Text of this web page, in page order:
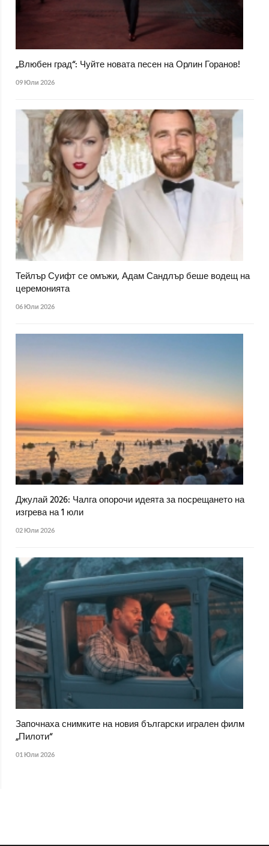
„Влюбен град“: Чуйте новата песен на Орлин Горанов!
09 Юли 2026
Тейлър Суифт се омъжи, Адам Сандлър беше водещ на
церемонията
06 Юли 2026
Джулай 2026: Чалга опорочи идеята за посрещането на
изгрева на 1 юли
02 Юли 2026
Започнаха снимките на новия български игрален филм
„Пилоти“
01 Юли 2026